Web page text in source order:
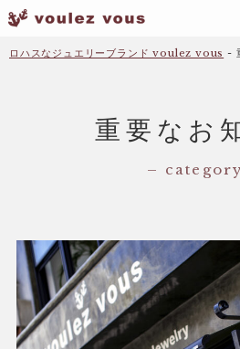
ロハスなジュエリーブランド voulez vous -
重要なお
–